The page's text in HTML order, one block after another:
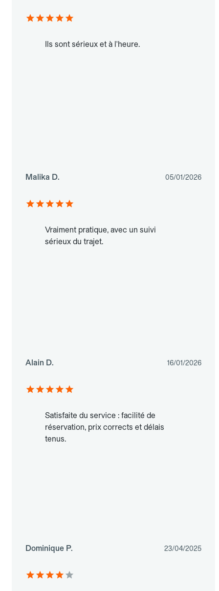
Ils sont sérieux et à l'heure.
Malika D. 05/01/2026
Vraiment pratique, avec un suivi
sérieux du trajet.
Alain D. 16/01/2026
Satisfaite du service : facilité de
réservation, prix corrects et délais
tenus.
Dominique P. 23/04/2025